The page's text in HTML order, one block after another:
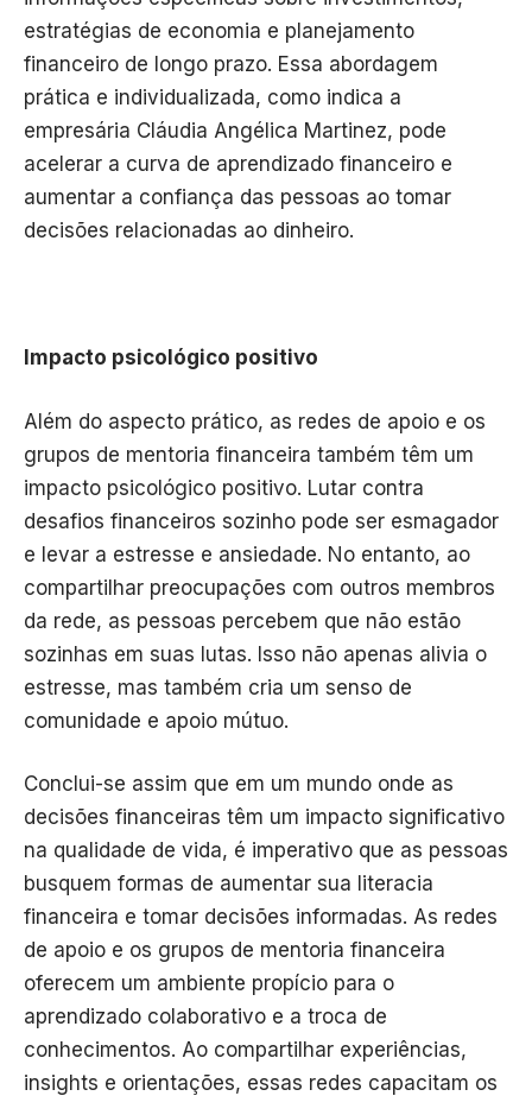
estratégias de economia e planejamento
financeiro de longo prazo. Essa abordagem
prática e individualizada, como indica a
empresária Cláudia Angélica Martinez, pode
acelerar a curva de aprendizado financeiro e
aumentar a confiança das pessoas ao tomar
decisões relacionadas ao dinheiro.
Impacto psicológico positivo
Além do aspecto prático, as redes de apoio e os
grupos de mentoria financeira também têm um
impacto psicológico positivo. Lutar contra
desafios financeiros sozinho pode ser esmagador
e levar a estresse e ansiedade. No entanto, ao
compartilhar preocupações com outros membros
da rede, as pessoas percebem que não estão
sozinhas em suas lutas. Isso não apenas alivia o
estresse, mas também cria um senso de
comunidade e apoio mútuo.
Conclui-se assim que em um mundo onde as
decisões financeiras têm um impacto significativo
na qualidade de vida, é imperativo que as pessoas
busquem formas de aumentar sua literacia
financeira e tomar decisões informadas. As redes
de apoio e os grupos de mentoria financeira
oferecem um ambiente propício para o
aprendizado colaborativo e a troca de
conhecimentos. Ao compartilhar experiências,
insights e orientações, essas redes capacitam os